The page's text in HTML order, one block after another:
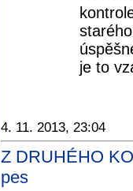
je to
4. 11. 2013, 23:04
Z DRUHÉHO
pes